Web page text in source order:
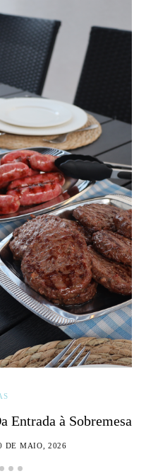
Entrada à Sobremesa
DE MAIO, 2026